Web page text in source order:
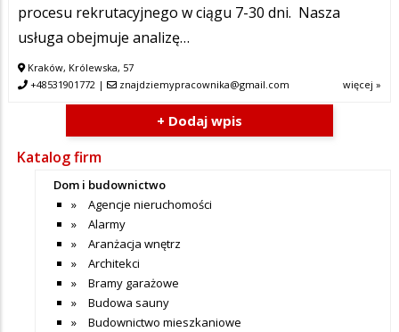
procesu rekrutacyjnego w ciągu 7-30 dni. Nasza
usługa obejmuje analizę…
Kraków, Królewska, 57
+48531901772 | znajdziemypracownika@gmail.com więcej »
+ Dodaj wpis
Katalog firm
Dom i budownictwo
Agencje nieruchomości
Alarmy
Aranżacja wnętrz
Architekci
Bramy garażowe
Budowa sauny
Budownictwo mieszkaniowe